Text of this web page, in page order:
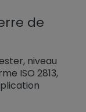
de
niveau
ISO 2813,